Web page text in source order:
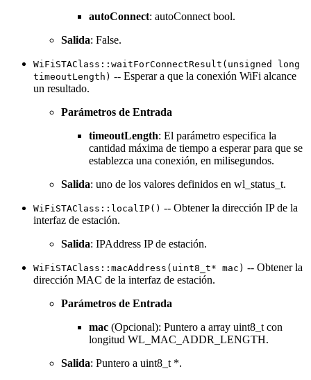
autoConnect: autoConnect bool.
Salida: False.
WiFiSTAClass::waitForConnectResult(unsigned long
timeoutLength) -- Esperar a que la conexión WiFi alcance
un resultado.
Parámetros de Entrada
timeoutLength: El parámetro especifica la
cantidad máxima de tiempo a esperar para que se
establezca una conexión, en milisegundos.
Salida: uno de los valores definidos en wl_status_t.
WiFiSTAClass::localIP() -- Obtener la dirección IP de la
interfaz de estación.
Salida: IPAddress IP de estación.
WiFiSTAClass::macAddress(uint8_t* mac) -- Obtener la
dirección MAC de la interfaz de estación.
Parámetros de Entrada
mac (Opcional): Puntero a array uint8_t con
longitud WL_MAC_ADDR_LENGTH.
Salida: Puntero a uint8_t *.